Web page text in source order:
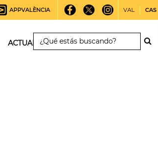
APPVALÈNCIA VAL CAS
ACTUALIDAD